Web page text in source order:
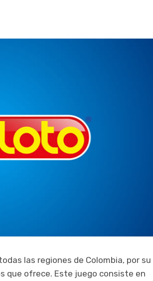
las regiones de Colombia, por su
que ofrece. Este juego consiste en